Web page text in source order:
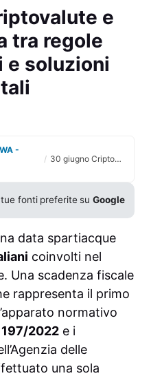
e
tra regole
e soluzioni
-
/ 30 giugno Criptovalute e Fisco: l’Italia tra regole nuove, rischi e soluzioni digitali
tue fonti preferite suGoogle
data spartiacque
coinvolti nel
Una scadenza fiscale
rappresenta il primo
normativo
2022 e i
delle
una sola